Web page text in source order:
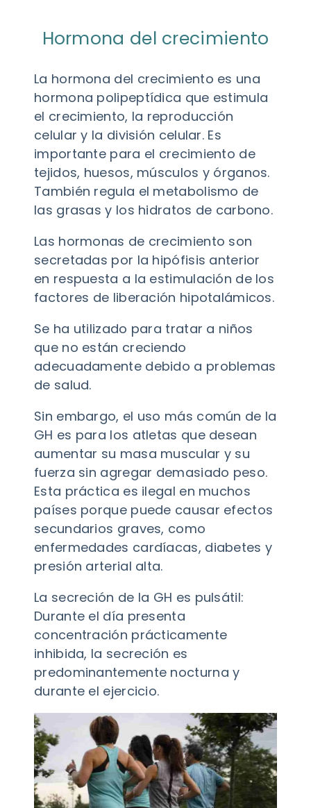
Hormona del crecimiento
La hormona del crecimiento es una
hormona polipeptídica que estimula
el crecimiento, la reproducción
celular y la división celular. Es
importante para el crecimiento de
tejidos, huesos, músculos y órganos.
También regula el metabolismo de
las grasas y los hidratos de carbono.
Las hormonas de crecimiento son
secretadas por la hipófisis anterior
en respuesta a la estimulación de los
factores de liberación hipotalámicos.
Se ha utilizado para tratar a niños
que no están creciendo
adecuadamente debido a problemas
de salud.
Sin embargo, el uso más común de la
GH es para los atletas que desean
aumentar su masa muscular y su
fuerza sin agregar demasiado peso.
Esta práctica es ilegal en muchos
países porque puede causar efectos
secundarios graves, como
enfermedades cardíacas, diabetes y
presión arterial alta.
La secreción de la GH es pulsátil:
Durante el día presenta
concentración prácticamente
inhibida, la secreción es
predominantemente nocturna y
durante el ejercicio.